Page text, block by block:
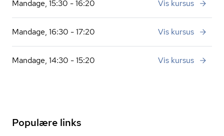
Mandage, 15:30 - 16:20 Vis kursus
Mandage, 16:30 - 17:20 Vis kursus
Mandage, 14:30 - 15:20 Vis kursus
Populære links